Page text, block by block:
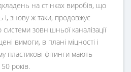
на стінках виробів, що
і, знову ж таки, продовжує
зовнішньої каналізації
вимоги, в плані міцності і
пластикові фітинги мають
років.